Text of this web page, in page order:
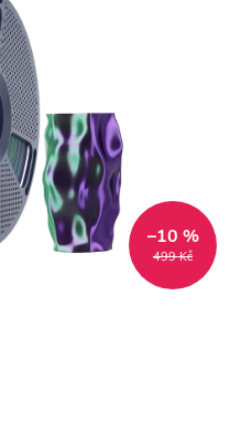
499 Kč
–10 %